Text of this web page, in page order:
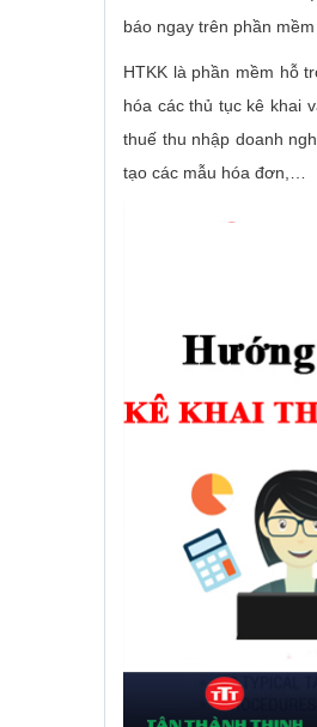
báo ngay trên phần
HTKK là phần mềm hỗ
hóa các thủ tục kê khai
thuế thu nhập doanh
tạo các mẫu hóa đơn,…